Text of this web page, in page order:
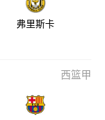
弗里斯卡
西篮甲